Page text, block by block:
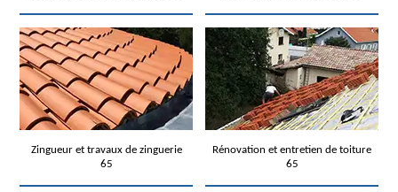
Zingueur et travaux de zinguerie
65
Rénovation et entretien de toiture
65